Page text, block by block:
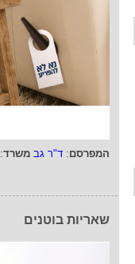
המפרסם: ד"ר גב משרד:
שאריות בוטנים